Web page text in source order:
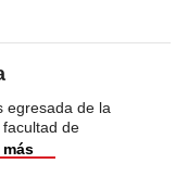
egresada de la
de
más